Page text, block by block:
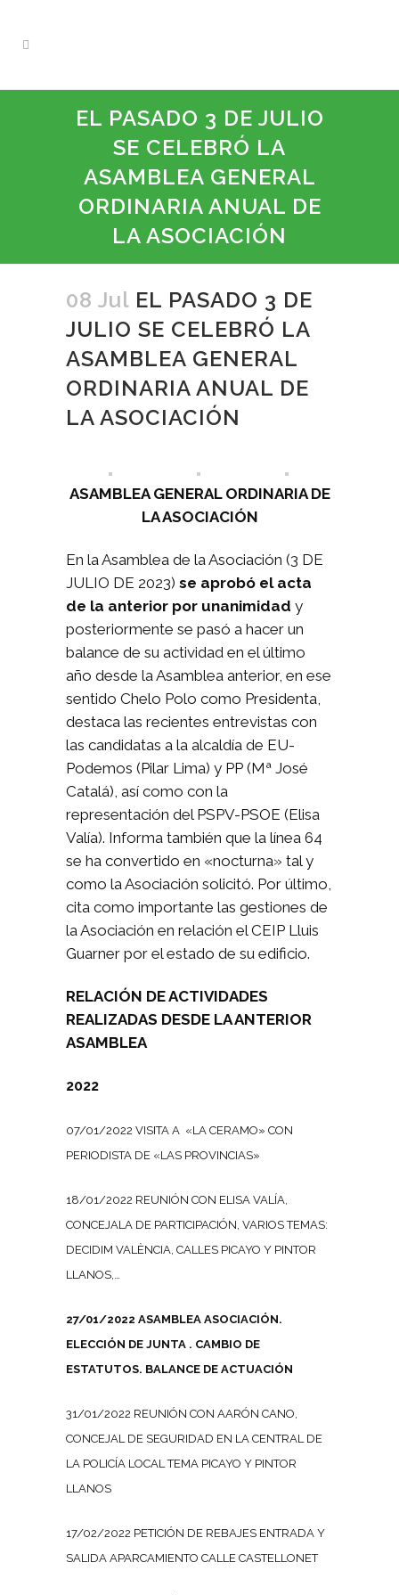
EL PASADO 3 DE JULIO
SE CELEBRÓ LA
ASAMBLEA GENERAL
ORDINARIA ANUAL DE
LA ASOCIACIÓN
08 Jul EL PASADO 3 DE
JULIO SE CELEBRÓ LA
ASAMBLEA GENERAL
ORDINARIA ANUAL DE
LA ASOCIACIÓN
ASAMBLEA GENERAL ORDINARIA DE
LA ASOCIACIÓN
En la Asamblea de la Asociación (3 DE
JULIO DE 2023) se aprobó el acta
de la anterior por unanimidad y
posteriormente se pasó a hacer un
balance de su actividad en el último
año desde la Asamblea anterior, en ese
sentido Chelo Polo como Presidenta,
destaca las recientes entrevistas con
las candidatas a la alcaldía de EU-
Podemos (Pilar Lima) y PP (Mª José
Catalá), así como con la
representación del PSPV-PSOE (Elisa
Valía). Informa también que la línea 64
se ha convertido en «nocturna» tal y
como la Asociación solicitó. Por último,
cita como importante las gestiones de
la Asociación en relación el CEIP Lluis
Guarner por el estado de su edificio.
RELACIÓN DE ACTIVIDADES
REALIZADAS DESDE LA ANTERIOR
ASAMBLEA
2022
07/01/2022 VISITA A «LA CERAMO» CON
PERIODISTA DE «LAS PROVINCIAS»
18/01/2022 REUNIÓN CON ELISA VALÍA,
CONCEJALA DE PARTICIPACIÓN, VARIOS TEMAS:
DECIDIM VALÈNCIA, CALLES PICAYO Y PINTOR
LLANOS,…
27/01/2022 ASAMBLEA ASOCIACIÓN.
ELECCIÓN DE JUNTA . CAMBIO DE
ESTATUTOS. BALANCE DE ACTUACIÓN
31/01/2022 REUNIÓN CON AARÓN CANO,
CONCEJAL DE SEGURIDAD EN LA CENTRAL DE
LA POLICÍA LOCAL TEMA PICAYO Y PINTOR
LLANOS
17/02/2022 PETICIÓN DE REBAJES ENTRADA Y
SALIDA APARCAMIENTO CALLE CASTELLONET